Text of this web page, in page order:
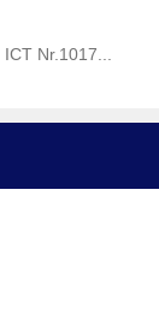
Nr.1017...